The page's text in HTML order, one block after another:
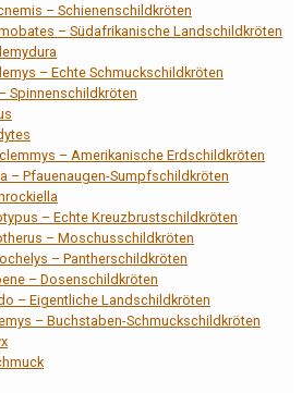
– Schienenschildkröten
– Südafrikanische Landschildkröten
– Echte Schmuckschildkröten
Spinnenschildkröten
– Amerikanische Erdschildkröten
– Pfauenaugen-Sumpfschildkröten
– Echte Kreuzbrustschildkröten
– Moschusschildkröten
– Pantherschildkröten
– Dosenschildkröten
– Eigentliche Landschildkröten
– Buchstaben-Schmuckschildkröten